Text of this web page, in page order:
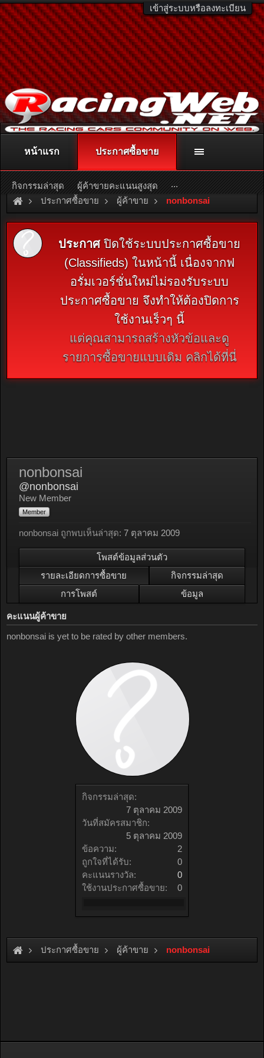
เข้าสู่ระบบหรือลงทะเบียน
ติดต่อลงโฆษณา racingweb@gmail.com
หรือโทร. 081-811-1138
หรืออ่านรายละเอียดเพิ่มเติม คลิกที่นี่
ประกาศซื้อขาย ผู้ค้าขาย nonbonsai
ประกาศปิดใช้ระบบประกาศซื้อขาย
(Classifieds) ในหน้านี้ เนื่องจากฟ
อรั่มเวอร์ชั่นใหม่ไม่รองรับระบบ
ประกาศซื้อขาย จึงทำให้ต้องปิดการ
ใช้งานเร็วๆ นี้
แต่คุณสามารถสร้างหัวข้อและดู
รายการซื้อขายแบบเดิม คลิกได้ที่นี่
กิจกรรมล่าสุด:
7 ตุลาคม 2009
วันที่สมัครสมาชิก:
5 ตุลาคม 2009
ข้อความ:
2
ถูกใจที่ได้รับ:
0
คะแนนรางวัล:
0
ใช้งานประกาศซื้อขาย:
0
nonbonsai
@nonbonsai
New Member
Member
nonbonsai ถูกพบเห็นล่าสุด: 7 ตุลาคม 2009
โพสต์ข้อมูลส่วนตัว
รายละเอียดการซื้อขาย
กิจกรรมล่าสุด
การโพสต์
ข้อมูล
คะแนนผู้ค้าขาย
nonbonsai is yet to be rated by other members.
ประกาศซื้อขาย ผู้ค้าขาย nonbonsai
หน้าแรก ประกาศซื้อขาย
กิจกรรมล่าสุด ผู้ค้าขายคะแนนสูงสุด ...